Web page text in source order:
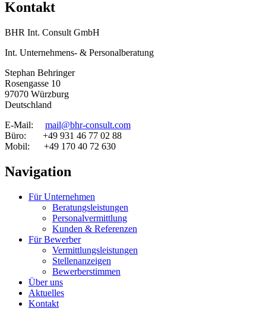
Kontakt
BHR Int. Consult GmbH
Int. Unternehmens- & Personalberatung
Stephan Behringer
Rosengasse 10
97070 Würzburg
Deutschland
E-Mail: mail@bhr-consult.com
Büro: +49 931 46 77 02 88
Mobil: +49 170 40 72 630
Navigation
Für Unternehmen
Beratungsleistungen
Personalvermittlung
Kunden & Referenzen
Für Bewerber
Vermittlungsleistungen
Stellenanzeigen
Bewerberstimmen
Über uns
Aktuelles
Kontakt